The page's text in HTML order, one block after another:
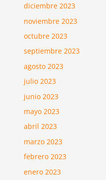
diciembre 2023
noviembre 2023
octubre 2023
septiembre 2023
agosto 2023
julio 2023
junio 2023
mayo 2023
abril 2023
marzo 2023
febrero 2023
enero 2023